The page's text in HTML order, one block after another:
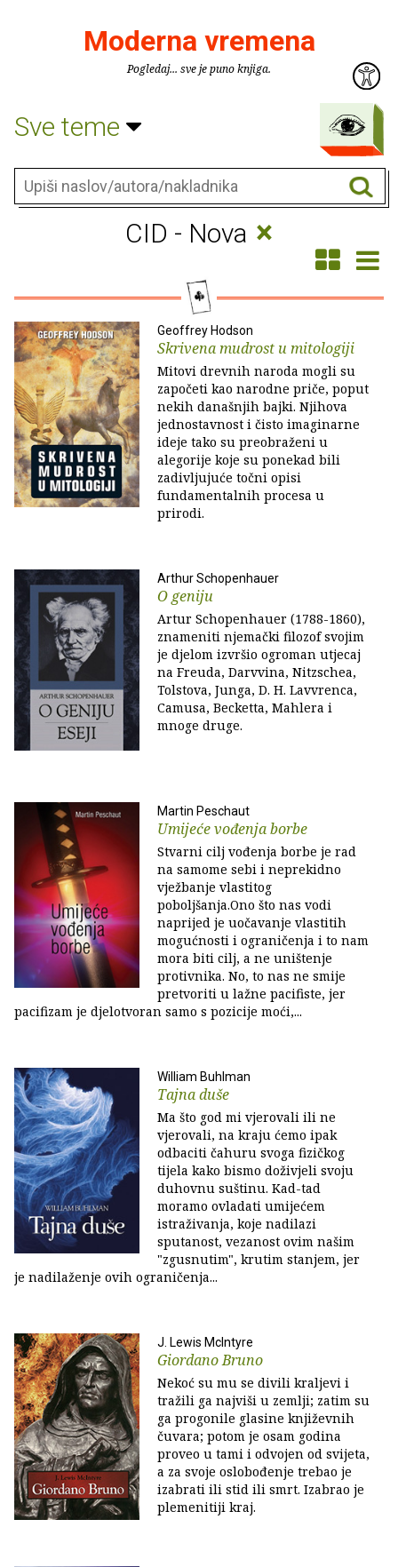
Moderna vremena
Pogledaj... sve je puno knjiga.
Sve teme
CID - Nova ×
Geoffrey Hodson
Skrivena mudrost u mitologiji
Mitovi drevnih naroda mogli su
započeti kao narodne priče, poput
nekih današnjih bajki. Njihova
jednostavnost i čisto imaginarne
ideje tako su preobraženi u
alegorije koje su ponekad bili
zadivljujuće točni opisi
fundamentalnih procesa u
prirodi.
Arthur Schopenhauer
O geniju
Artur Schopenhauer (1788-1860),
znameniti njemački filozof svojim
je djelom izvršio ogroman utjecaj
na Freuda, Darvvina, Nitzschea,
Tolstova, Junga, D. H. Lavvrenca,
Camusa, Becketta, Mahlera i
mnoge druge.
Martin Peschaut
Umijeće vođenja borbe
Stvarni cilj vođenja borbe je rad
na samome sebi i neprekidno
vježbanje vlastitog
poboljšanja.Ono što nas vodi
naprijed je uočavanje vlastitih
mogućnosti i ograničenja i to nam
mora biti cilj, a ne uništenje
protivnika. No, to nas ne smije
pretvoriti u lažne pacifiste, jer
pacifizam je djelotvoran samo s pozicije moći,...
William Buhlman
Tajna duše
Ma što god mi vjerovali ili ne
vjerovali, na kraju ćemo ipak
odbaciti čahuru svoga fizičkog
tijela kako bismo doživjeli svoju
duhovnu suštinu. Kad-tad
moramo ovladati umijećem
istraživanja, koje nadilazi
sputanost, vezanost ovim našim
"zgusnutim", krutim stanjem, jer
je nadilaženje ovih ograničenja...
J. Lewis McIntyre
Giordano Bruno
Nekoć su mu se divili kraljevi i
tražili ga najviši u zemlji; zatim su
ga progonile glasine književnih
čuvara; potom je osam godina
proveo u tami i odvojen od svijeta,
a za svoje oslobođenje trebao je
izabrati ili stid ili smrt. Izabrao je
plemenitiji kraj.